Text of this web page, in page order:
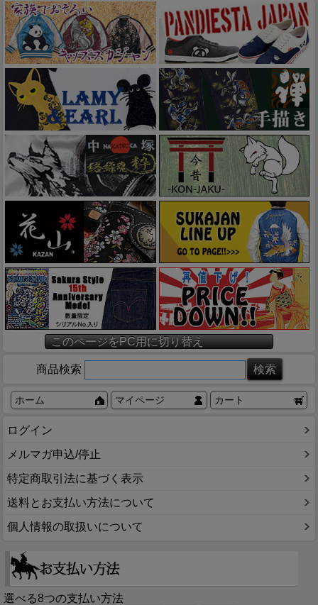
このページをPC用に切り替え
商品検索
ホーム マイページ カート
ログイン
メルマガ申込/停止
特定商取引法に基づく表示
送料とお支払い方法について
個人情報の取扱いについて
選べる8つの支払い方法